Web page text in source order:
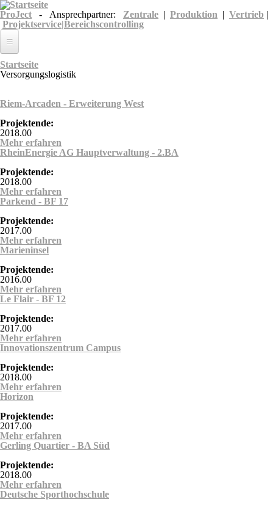
Direkt zum Inhalt
ProJect - Ansprechpartner: Zentrale | Produktion | Vertrieb |
Projektservice|Bereichscontrolling
Unternehmen
Referenzen
Karriere
Sie sind hier
Startseite
Versorgungslogistik
Riem-Arcaden - Erweiterung West
Projektende:
2018.00
Mehr erfahren
RheinEnergie AG Hauptverwaltung - 2.BA
Projektende:
2018.00
Mehr erfahren
Parkend - BF 17
Projektende:
2017.00
Mehr erfahren
Marieninsel
Projektende:
2016.00
Mehr erfahren
Le Flair - BF 12
Projektende:
2017.00
Mehr erfahren
Innovationszentrum Campus
Projektende:
2018.00
Mehr erfahren
Horizon
Projektende:
2017.00
Mehr erfahren
Gerling Quartier - BA Süd
Projektende:
2018.00
Mehr erfahren
Deutsche Sporthochschule